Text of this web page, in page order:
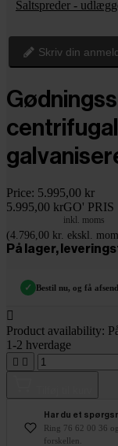
Saltspreder -
Skriv din
Price: 5.995,00 kr
5.995,00 krGO' PRIS
inkl. moms
(4.796,00 kr. ekskl.
På lager,
✓ Bestil nu, og få

Product availability:
1-2 hverdage
 
Har du et
Ring 76 62 00 36
forskellen.